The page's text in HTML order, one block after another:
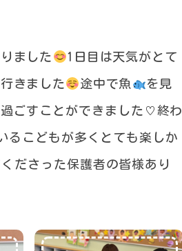
ました 1日目は天気がとて
きました 途中で魚 を見
ごすことができました♡終わ
るこどもが多くとても楽しか
ださった保護者の皆様あり